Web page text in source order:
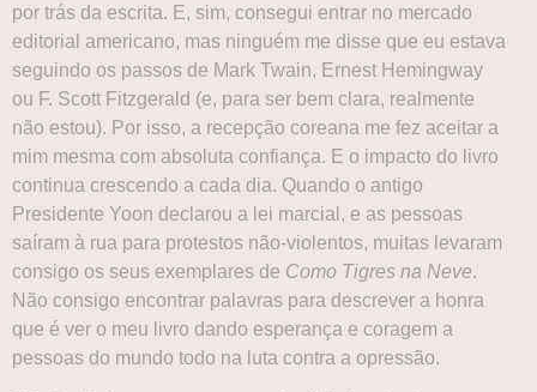
por trás da escrita. E, sim, consegui entrar no mercado
editorial americano, mas ninguém me disse que eu estava
seguindo os passos de Mark Twain, Ernest Hemingway
ou F. Scott Fitzgerald (e, para ser bem clara, realmente
não estou). Por isso, a recepção coreana me fez aceitar a
mim mesma com absoluta confiança. E o impacto do livro
continua crescendo a cada dia. Quando o antigo
Presidente Yoon declarou a lei marcial, e as pessoas
saíram à rua para protestos não-violentos, muitas levaram
consigo os seus exemplares de Como Tigres na Neve.
Não consigo encontrar palavras para descrever a honra
que é ver o meu livro dando esperança e coragem a
pessoas do mundo todo na luta contra a opressão.